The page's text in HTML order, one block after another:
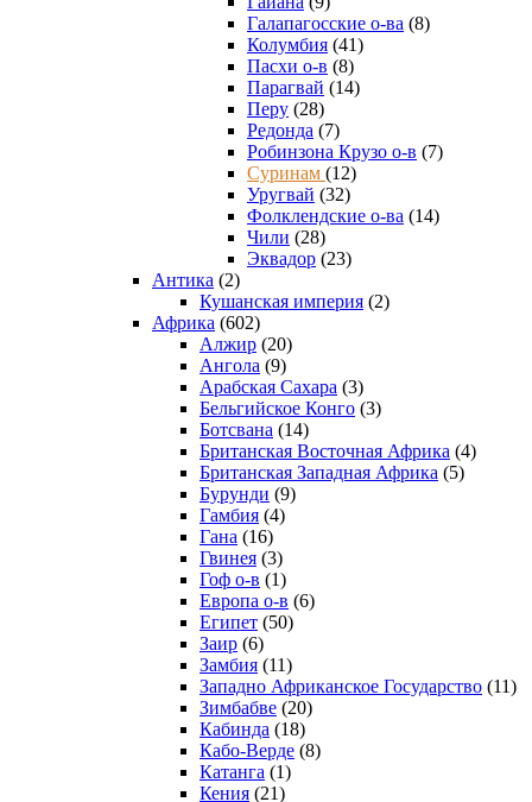
Галапагосские о-ва (8)
Колумбия (41)
Пасхи о-в (8)
Парагвай (14)
Перу (28)
Редонда (7)
Робинзона Крузо о-в (7)
Суринам (12)
Уругвай (32)
Фолклендские о-ва (14)
Чили (28)
Эквадор (23)
Антика (2)
Кушанская империя (2)
Африка (602)
Алжир (20)
Ангола (9)
Арабская Сахара (3)
Бельгийское Конго (3)
Ботсвана (14)
Британская Восточная Африка (4)
Британская Западная Африка (5)
Бурунди (9)
Гамбия (4)
Гана (16)
Гвинея (3)
Гоф о-в (1)
Европа о-в (6)
Египет (50)
Заир (6)
Замбия (11)
Западно Африканское Государство (11)
Зимбабве (20)
Кабинда (18)
Кабо-Верде (8)
Катанга (1)
Кения (21)